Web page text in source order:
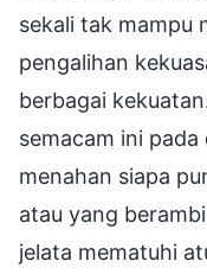
sekali tak mampu
pengalihan
berbagai
semacam ini
menahan siapa
atau yang
jelata mematuhi